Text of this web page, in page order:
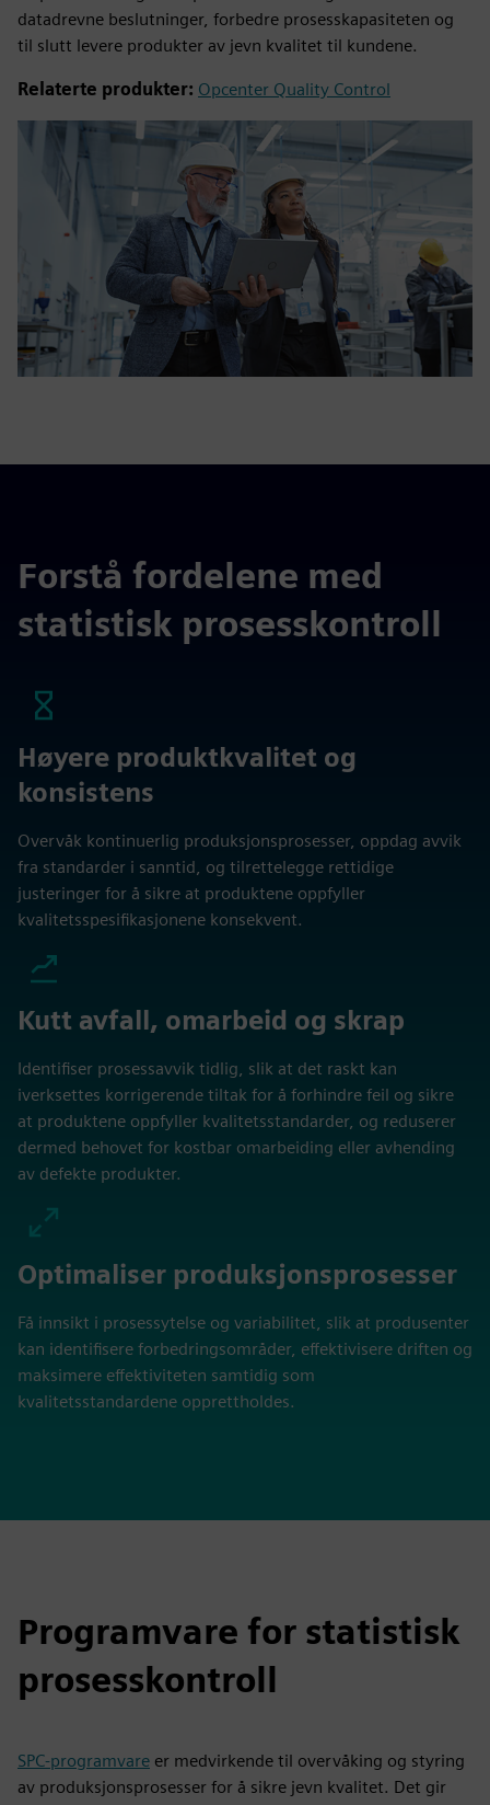
datadrevne beslutninger, forbedre prosesskapasiteten og
til slutt levere produkter av jevn kvalitet til kundene.
Relaterte produkter: Opcenter Quality Control
Forstå fordelene med
statistisk prosesskontroll
Høyere produktkvalitet og
konsistens
Overvåk kontinuerlig produksjonsprosesser, oppdag avvik
fra standarder i sanntid, og tilrettelegge rettidige
justeringer for å sikre at produktene oppfyller
kvalitetsspesifikasjonene konsekvent.
Kutt avfall, omarbeid og skrap
Identifiser prosessavvik tidlig, slik at det raskt kan
iverksettes korrigerende tiltak for å forhindre feil og sikre
at produktene oppfyller kvalitetsstandarder, og reduserer
dermed behovet for kostbar omarbeiding eller avhending
av defekte produkter.
Optimaliser produksjonsprosesser
Få innsikt i prosessytelse og variabilitet, slik at produsenter
kan identifisere forbedringsområder, effektivisere driften og
maksimere effektiviteten samtidig som
kvalitetsstandardene opprettholdes.
Programvare for statistisk
prosesskontroll
SPC-programvare er medvirkende til overvåking og styring
av produksjonsprosesser for å sikre jevn kvalitet. Det gir